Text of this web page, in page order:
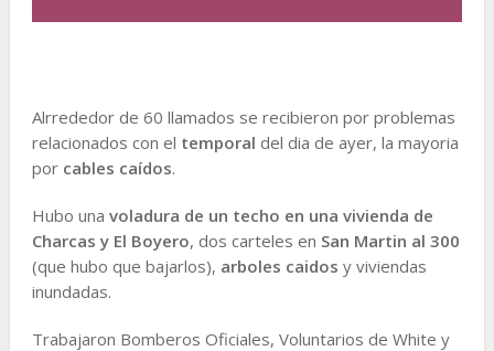
Alrrededor de 60 llamados se recibieron por problemas
relacionados con el temporal del dia de ayer, la mayoria
por cables caídos.
Hubo una voladura de un techo en una vivienda de
Charcas y El Boyero, dos carteles en San Martin al 300
(que hubo que bajarlos), arboles caidos y viviendas
inundadas.
Trabajaron Bomberos Oficiales, Voluntarios de White y